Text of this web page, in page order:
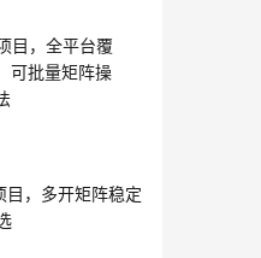
目，全平台覆
可批量矩阵操
目，多开矩阵稳定